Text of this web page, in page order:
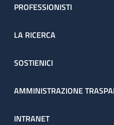
PROFESSIONISTI
LA RICERCA
SOSTIENICI
AMMINISTRAZIONE
INTRANET